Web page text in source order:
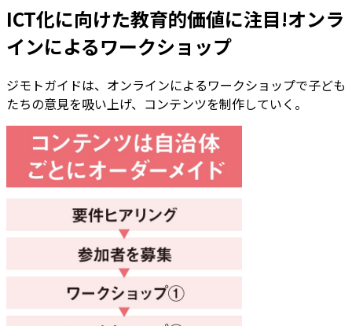
ICT化に向けた教育的価値に注目!オンラ
インによるワークショップ
ジモトガイドは、オンラインによるワークショップで子ども
たちの意見を吸い上げ、コンテンツを制作していく。